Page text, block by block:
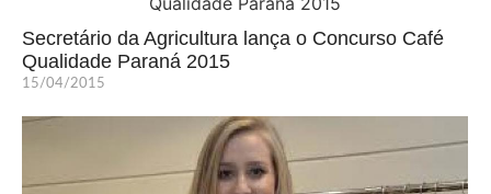
Secretário da Agricultura lança o Concurso Café
Qualidade Paraná 2015
15/04/2015